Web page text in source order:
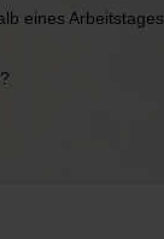
eines Arbeitstages